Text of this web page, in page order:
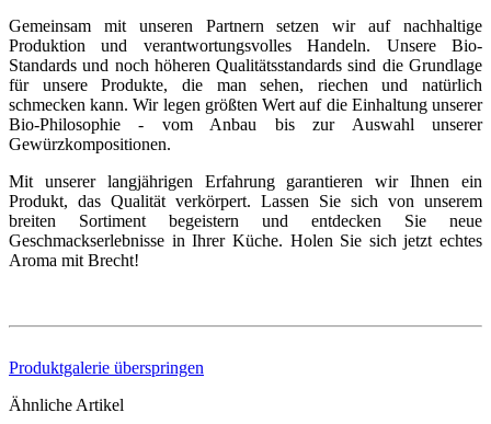
Gemeinsam mit unseren Partnern setzen wir auf nachhaltige
Produktion und verantwortungsvolles Handeln. Unsere Bio-
Standards und noch höheren Qualitätsstandards sind die Grundlage
für unsere Produkte, die man sehen, riechen und natürlich
schmecken kann. Wir legen größten Wert auf die Einhaltung unserer
Bio-Philosophie - vom Anbau bis zur Auswahl unserer
Gewürzkompositionen.
Mit unserer langjährigen Erfahrung garantieren wir Ihnen ein
Produkt, das Qualität verkörpert. Lassen Sie sich von unserem
breiten Sortiment begeistern und entdecken Sie neue
Geschmackserlebnisse in Ihrer Küche. Holen Sie sich jetzt echtes
Aroma mit Brecht!
Produktgalerie überspringen
Ähnliche Artikel